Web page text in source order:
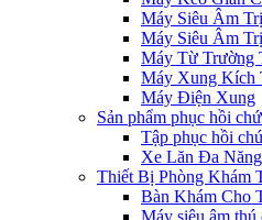
Máy Siêu Âm
Máy Siêu Âm
Máy Từ Trường
Máy Xung Kích
Máy Điện Xung
Sản phẩm phục hồi
Tập phục hồi
Xe Lăn Đa
Thiết Bị Phòng Khám
Bàn Khám Cho
Máy siêu âm thú